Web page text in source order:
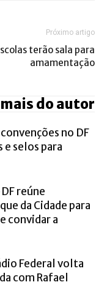
Próximo artigo
terão sala para
amamentação
mais do autor
no DF
selos para
reúne
da Cidade para
convidar a
Federal volta
com Rafael